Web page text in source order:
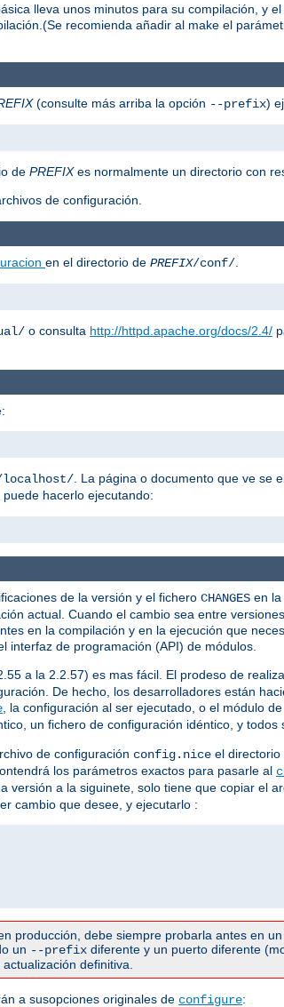
lleva unos minutos para su compilación, y
recomienda añadir al make el
(consulte más arriba la opción --prefix)
de PREFIXes normalmente un directorio con
de configuración.
en el directorio de PREFIX/conf/.
o consulta http://httpd.apache.org/docs/2.4/
. La página o documento que ve se
puede hacerlo ejecutando:
de la versión y el fichero CHANGES en la
actual. Cuando el cambio sea entre
en la compilación y en la ejecución que
interfaz de programación (API) de módulos.
a la 2.2.57) es mas fácil. El prodeso de
De hecho, los desarrolladores están
, la configuración al ser ejecutado, o el módulo
un fichero de configuración idéntico, y todos
de configuración config.nice el directorio
los parámetros exactos para pasarle al
versión a la siguinete, solo tiene que copiar el
cambio que desee, y ejecutarlo :
producción, debe siempre probarla antes en
un --prefix diferente y un puerto diferente
definitiva.
a susopciones originales de configure: